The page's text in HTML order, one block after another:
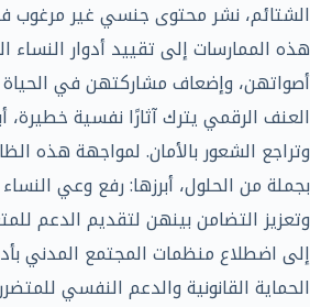
الشتائم، نشر محتوى جنسي غير مرغوب
هذه الممارسات إلى تقييد أدوار النساء
أصواتهن، وإضعاف مشاركتهن في الحياة
العنف الرقمي يترك آثارًا نفسية خطيرة،
وتراجع الشعور بالأمان. لمواجهة هذه
بجملة من الحلول، أبرزها: رفع وعي النساء
وتعزيز التضامن بينهن لتقديم الدعم
إلى اضطلاع منظمات المجتمع المدني
الحماية القانونية والدعم النفسي